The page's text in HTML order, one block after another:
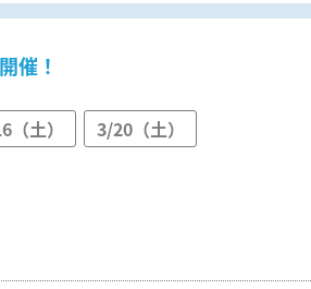
催！
（土） 3/20（土）